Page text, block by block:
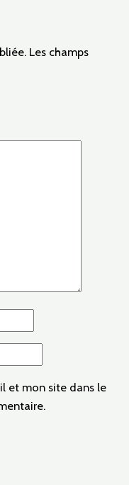
Les champs
et mon site dans le